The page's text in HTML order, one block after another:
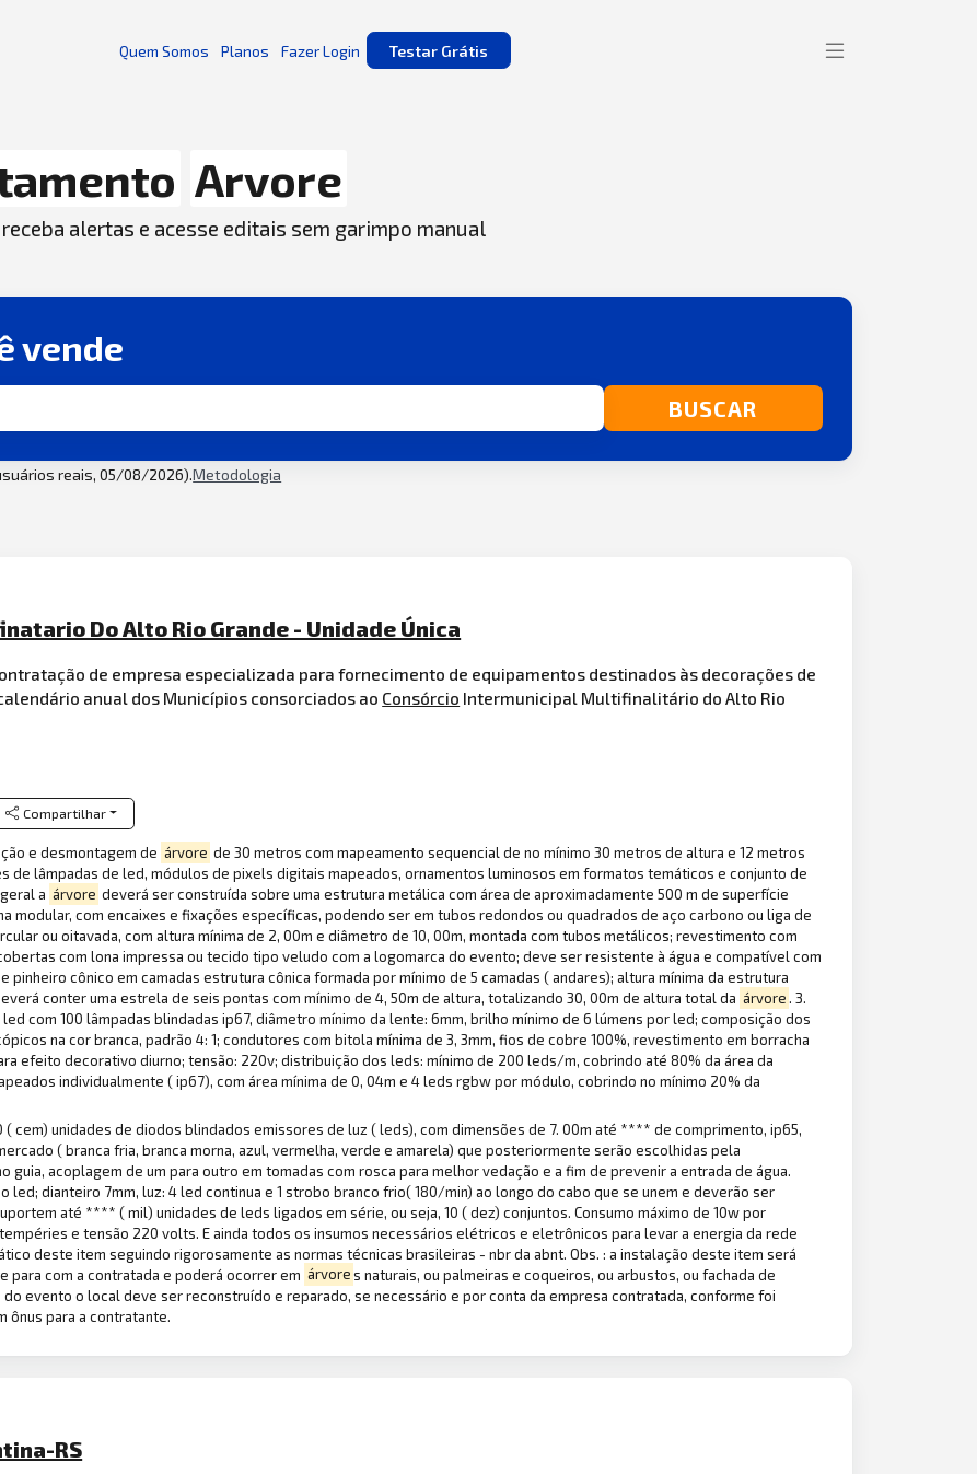
Quem Somos Planos Fazer Login Testar Grátis
Arvore
alertas e acesse editais sem garimpo manual
vende
BUSCAR
reais, 05/08/2026).Metodologia
Do Alto Rio Grande - Unidade Única
de empresa especializada para fornecimento de equipamentos destinados às decorações de
anual dos Municípios consorciados ao Consórcio Intermunicipal Multifinalitário do Alto Rio
Compartilhar
e desmontagem de árvore de 30 metros com mapeamento sequencial de no mínimo 30 metros de altura e 12 metros
de lâmpadas de led, módulos de pixels digitais mapeados, ornamentos luminosos em formatos temáticos e conjunto de
a árvore deverá ser construída sobre uma estrutura metálica com área de aproximadamente 500 m de superfície
modular, com encaixes e fixações específicas, podendo ser em tubos redondos ou quadrados de aço carbono ou liga de
ou oitavada, com altura mínima de 2, 00m e diâmetro de 10, 00m, montada com tubos metálicos; revestimento com
com lona impressa ou tecido tipo veludo com a logomarca do evento; deve ser resistente à água e compatível com
pinheiro cônico em camadas estrutura cônica formada por mínimo de 5 camadas ( andares); altura mínima da estrutura
conter uma estrela de seis pontas com mínimo de 4, 50m de altura, totalizando 30, 00m de altura total da árvore. 3.
com 100 lâmpadas blindadas ip67, diâmetro mínimo da lente: 6mm, brilho mínimo de 6 lúmens por led; composição dos
na cor branca, padrão 4: 1; condutores com bitola mínima de 3, 3mm, fios de cobre 100%, revestimento em borracha
efeito decorativo diurno; tensão: 220v; distribuição dos leds: mínimo de 200 leds/m, cobrindo até 80% da área da
individualmente ( ip67), com área mínima de 0, 04m e 4 leds rgbw por módulo, cobrindo no mínimo 20% da
cem) unidades de diodos blindados emissores de luz ( leds), com dimensões de 7. 00m até **** de comprimento, ip65,
( branca fria, branca morna, azul, vermelha, verde e amarela) que posteriormente serão escolhidas pela
guia, acoplagem de um para outro em tomadas com rosca para melhor vedação e a fim de prevenir a entrada de água.
led; dianteiro 7mm, luz: 4 led continua e 1 strobo branco frio( 180/min) ao longo do cabo que se unem e deverão ser
até **** ( mil) unidades de leds ligados em série, ou seja, 10 ( dez) conjuntos. Consumo máximo de 10w por
e tensão 220 volts. E ainda todos os insumos necessários elétricos e eletrônicos para levar a energia da rede
deste item seguindo rigorosamente as normas técnicas brasileiras - nbr da abnt. Obs. : a instalação deste item será
para com a contratada e poderá ocorrer em árvores naturais, ou palmeiras e coqueiros, ou arbustos, ou fachada de
evento o local deve ser reconstruído e reparado, se necessário e por conta da empresa contratada, conforme foi
ônus para a contratante.
RS